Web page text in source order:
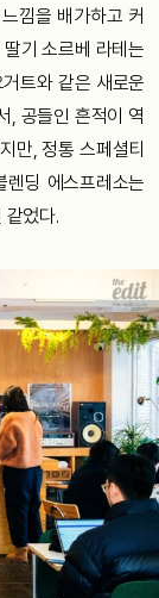
낌을 배가하고 커
기 소르베 라테는
트와 같은 새로운
, 공들인 흔적이 역
만, 정통 스페셜티
딩 에스프레소는
같었다.